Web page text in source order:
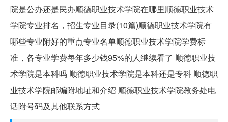
院是公办还是民办顺德职业技术学院在哪里顺德职业技术
学院专业排名，招生专业目录(10篇)顺德职业技术学院有
哪些专业附好的重点专业名单顺德职业技术学院学费标
准，各专业学费每年多少钱95%的人继续看了 顺德职业技
术学院是本科吗 顺德职业技术学院是本科还是专科 顺德职
业技术学院邮编附地址和介绍 顺德职业技术学院教务处电
话附号码及其他联系方式